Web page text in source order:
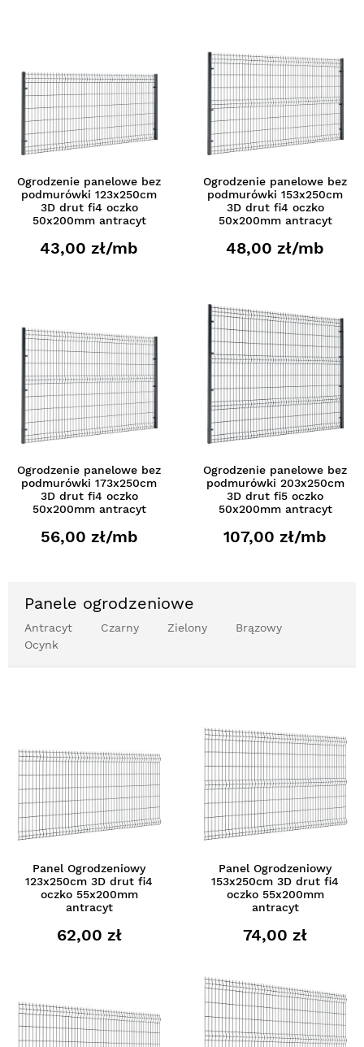
Ogrodzenie panelowe bez
podmurówki 123x250cm
3D drut fi4 oczko
50x200mm antracyt
43,00 zł/mb
Ogrodzenie panelowe bez
podmurówki 153x250cm
3D drut fi4 oczko
50x200mm antracyt
48,00 zł/mb
Ogrodzenie panelowe bez
podmurówki 173x250cm
3D drut fi4 oczko
50x200mm antracyt
56,00 zł/mb
Ogrodzenie panelowe bez
podmurówki 203x250cm
3D drut fi5 oczko
50x200mm antracyt
107,00 zł/mb
Panele ogrodzeniowe
Antracyt Czarny Zielony
Brązowy
Ocynk
Panel Ogrodzeniowy
123x250cm 3D drut fi4
oczko 55x200mm
antracyt
62,00 zł
Panel Ogrodzeniowy
153x250cm 3D drut fi4
oczko 55x200mm
antracyt
74,00 zł